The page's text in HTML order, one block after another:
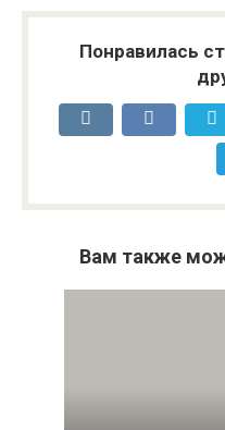
Понравилась
Вам также